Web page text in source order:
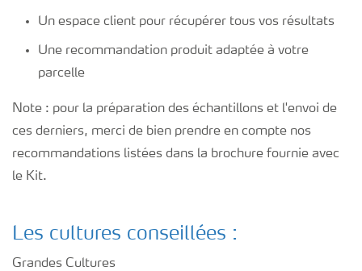
Un espace client pour récupérer tous vos résultats
Une recommandation produit adaptée à votre
parcelle
Note : pour la préparation des échantillons et l'envoi de
ces derniers, merci de bien prendre en compte nos
recommandations listées dans la brochure fournie avec
le Kit.
Les cultures conseillées :
Grandes Cultures